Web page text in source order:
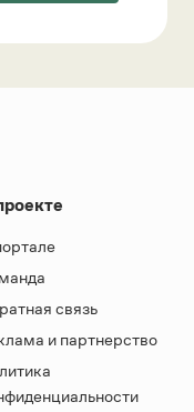
связь
и партнерство